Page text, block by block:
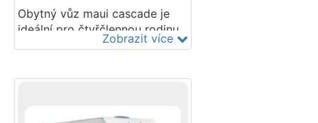
Obytný vůz maui cascade je
ideální pro čtyřčlennou rodinu
nebo dva páry cestující
kuchyní, koupelnou a
Zobrazit více